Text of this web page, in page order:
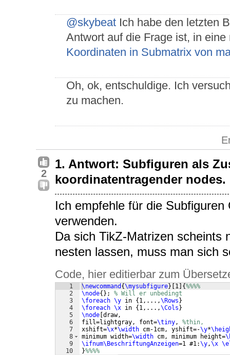
@skybeat Ich habe den letzten
Antwort auf die Frage ist, in
Koordinaten in Submatrix von
Oh, ok, entschuldige. Ich
zu machen.
2
1. Antwort: Subfiguren als
koordinatentragender nodes.
Ich empfehle für die
verwenden.
Da sich TikZ-Matrizen scheints
nesten lassen, muss man sich
Code, hier editierbar zum
1
2
3
4
5
6
7
8
9
10
\newcommand {\mysubfigure} [1 ] {%%%%
\node{} ; % Will er unbedingt
\foreach \y in {1,...,\Rows}
\foreach \x in {1,...,\Cols}
\node [draw,
fill=lightgray, font=\tiny , %thin,
xshift=\x*\width cm-1cm, yshift=-\y*
minimum width=\width cm, minimum height=
\ifnum\BeschriftungAnzeigen=1 #1:\y ,\x
}%%%%